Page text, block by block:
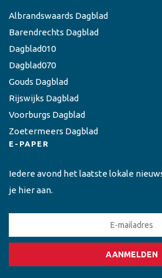
Albrandswaards Dagblad
Barendrechts Dagblad
Dagblad010
Dagblad070
Gouds Dagblad
Rijswijks Dagblad
Voorburgs Dagblad
Zoetermeers Dagblad
E-PAPER
Iedere avond het laatste lokale
je hier aan.